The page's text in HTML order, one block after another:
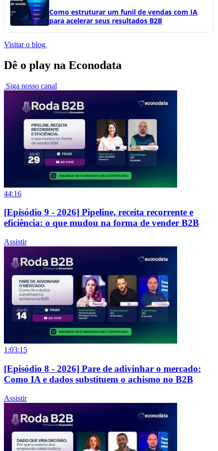
Como estruturar um funil de vendas com IA
para acelerar seus resultados B2B
Visitar o blog
Dê o play na Econodata
Siga nosso canal
44:16
[Episódio 9 - 2026] Pipeline, receita recorrente e
eficiência: o que mudou na forma de vender B2B
Assistir
1:03:15
[Episódio 8 - 2026] Pare de adivinhar o mercado:
Como IA e dados substituem o achismo no B2B
Assistir